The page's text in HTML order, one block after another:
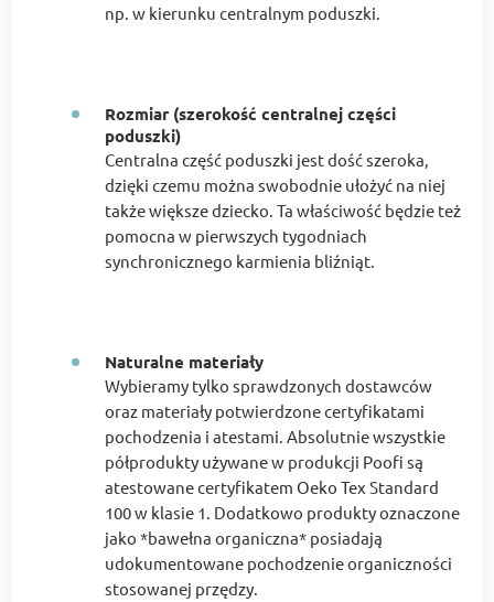
np. w kierunku centralnym poduszki.
Rozmiar (szerokość centralnej części
poduszki)
Centralna część poduszki jest dość szeroka,
dzięki czemu można swobodnie ułożyć na niej
także większe dziecko. Ta właściwość będzie też
pomocna w pierwszych tygodniach
synchronicznego karmienia bliźniąt.
Naturalne materiały
Wybieramy tylko sprawdzonych dostawców
oraz materiały potwierdzone certyfikatami
pochodzenia i atestami. Absolutnie wszystkie
półprodukty używane w produkcji Poofi są
atestowane certyfikatem Oeko Tex Standard
100 w klasie 1. Dodatkowo produkty oznaczone
jako *bawełna organiczna* posiadają
udokumentowane pochodzenie organiczności
stosowanej przędzy.